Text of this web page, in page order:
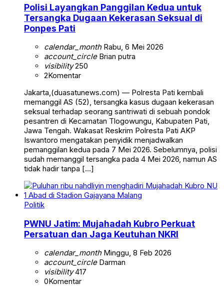
Polisi Layangkan Panggilan Kedua untuk
Tersangka Dugaan Kekerasan Seksual di
Ponpes Pati
calendar_monthRabu, 6 Mei 2026
account_circleBrian putra
visibility250
2Komentar
Jakarta,(duasatunews.com) — Polresta Pati kembali
memanggil AS (52), tersangka kasus dugaan kekerasan
seksual terhadap seorang santriwati di sebuah pondok
pesantren di Kecamatan Tlogowungu, Kabupaten Pati,
Jawa Tengah. Wakasat Reskrim Polresta Pati AKP
Iswantoro mengatakan penyidik menjadwalkan
pemanggilan kedua pada 7 Mei 2026. Sebelumnya, polisi
sudah memanggil tersangka pada 4 Mei 2026, namun AS
tidak hadir tanpa […]
Politik
PWNU Jatim: Mujahadah Kubro Perkuat
Persatuan dan Jaga Keutuhan NKRI
calendar_monthMinggu, 8 Feb 2026
account_circleDarman
visibility417
0Komentar